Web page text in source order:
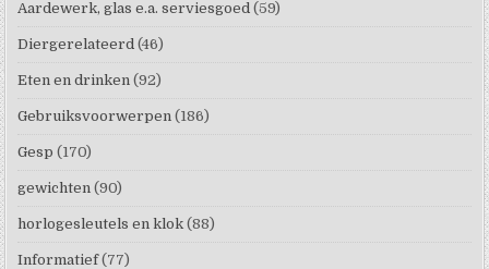
Aardewerk, glas e.a. serviesgoed (59)
Diergerelateerd (46)
Eten en drinken (92)
Gebruiksvoorwerpen (186)
Gesp (170)
gewichten (90)
horlogesleutels en klok (88)
Informatief (77)